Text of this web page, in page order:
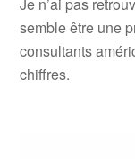
semble être une
consultants
chiffres.